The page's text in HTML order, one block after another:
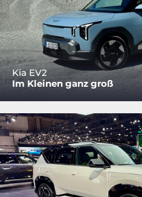
Kia EV2
Im Kleinen ganz groß